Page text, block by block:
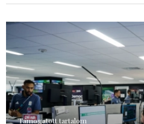
Támogatott tartalom